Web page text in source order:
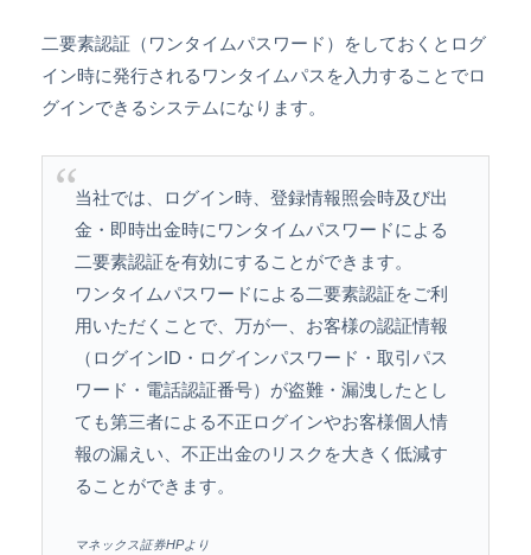
二要素認証（ワンタイムパスワード）をしておくとログ
イン時に発行されるワンタイムパスを入力することでロ
グインできるシステムになります。
当社では、ログイン時、登録情報照会時及び出
金・即時出金時にワンタイムパスワードによる
二要素認証を有効にすることができます。
ワンタイムパスワードによる二要素認証をご利
用いただくことで、万が一、お客様の認証情報
（ログインID・ログインパスワード・取引パス
ワード・電話認証番号）が盗難・漏洩したとし
ても第三者による不正ログインやお客様個人情
報の漏えい、不正出金のリスクを大きく低減す
ることができます。
マネックス証券HPより